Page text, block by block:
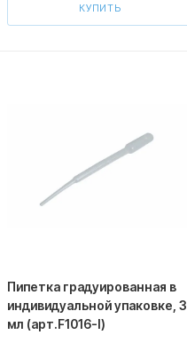
КУПИТЬ
Пипетка градуированная в
индивидуальной упаковке, 3
мл (арт.F1016-I)